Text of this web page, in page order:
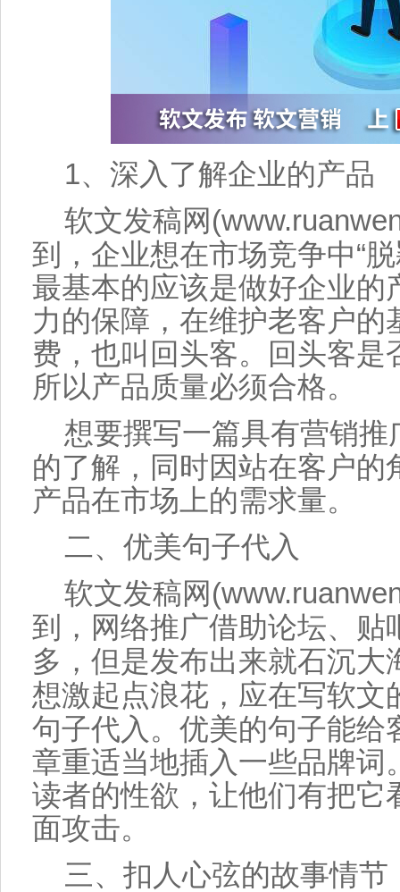
1、深入了解企业的产品
软文发稿网
到， 企业想在市场竞争中“
最基本的应该是做好企业的
力的保障，在维护老客户
费，也叫回头客。回头客是
所以产品质量必须合格。
想要撰写一篇具有营销推
的了解，同时因站在客户
产品在市场上的需求量。
二、优美句子代入
软文发稿网
到， 网络推广借助论坛、贴
多，但是发布出来就石沉大
想激起点浪花，应在写软文
句子代入。优美的句子能给
章重适当地插入一些品牌词
读者的性欲，让他们有把它
面攻击。
三、扣人心弦的故事情节